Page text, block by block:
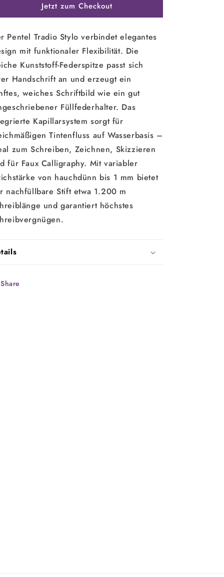
Stylo
Tradio
Stylo
Jetzt zum Checkout
Pentel Tradio Stylo verbindet elegantes
mit funktionaler Flexibilität. Die
Kunststoff-Federspitze passt sich
Handschrift an und erzeugt ein
weiches Schriftbild wie ein gut
Füllfederhalter. Das
Kapillarsystem sorgt für
Tintenfluss auf Wasserbasis –
zum Schreiben, Zeichnen, Skizzieren
für Faux Calligraphy. Mit variabler
von hauchdünn bis 1 mm bietet
nachfüllbare Stift etwa 1.200 m
und garantiert höchstes
Share